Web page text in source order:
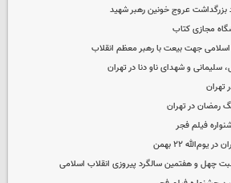
عروج خونین رهبر شهید
مجازی کتاب
اسلامی جهت بیعت با رهبر معظم انقلاب
سلیمانی و شهدای ناو دنا در تهران
تهران
رمضان در تهران
فیلم فجر
۲۲ بهمن
چهل‌ و هفتمین سالگرد پیروزی انقلاب اسلامی